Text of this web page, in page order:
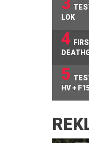
LOK
4
5
HV +